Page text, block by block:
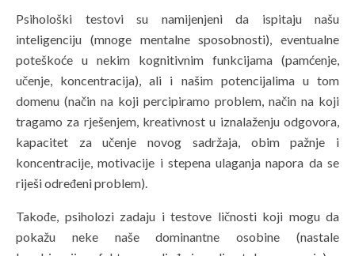
Psihološki testovi su namijenjeni da ispitaju našu
inteligenciju (mnoge mentalne sposobnosti), eventualne
poteškoće u nekim kognitivnim funkcijama (pamćenje,
učenje, koncentracija), ali i našim potencijalima u tom
domenu (način na koji percipiramo problem, način na koji
tragamo za rješenjem, kreativnost u iznalaženju odgovora,
kapacitet za učenje novog sadržaja, obim pažnje i
koncentracije, motivacije i stepena ulaganja napora da se
riješi određeni problem).
Takođe, psiholozi zadaju i testove ličnosti koji mogu da
pokažu neke naše dominantne osobine (nastale